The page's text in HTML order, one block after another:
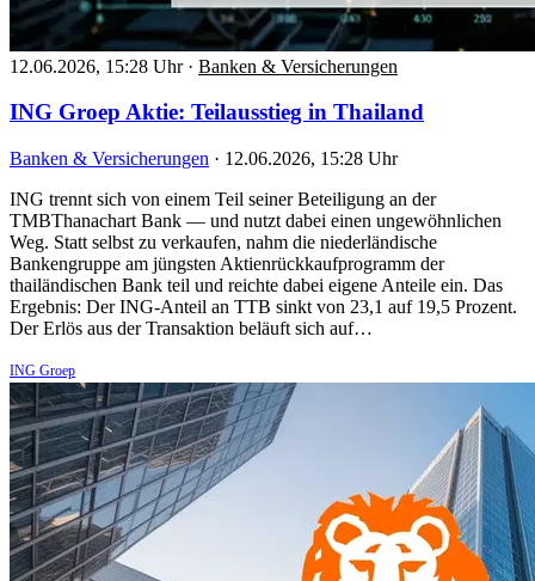
12.06.2026, 15:28 Uhr · Banken & Versicherungen
ING Groep Aktie: Teilausstieg in Thailand
Banken & Versicherungen · 12.06.2026, 15:28 Uhr
ING trennt sich von einem Teil seiner Beteiligung an der
TMBThanachart Bank — und nutzt dabei einen ungewöhnlichen
Weg. Statt selbst zu verkaufen, nahm die niederländische
Bankengruppe am jüngsten Aktienrückkaufprogramm der
thailändischen Bank teil und reichte dabei eigene Anteile ein. Das
Ergebnis: Der ING-Anteil an TTB sinkt von 23,1 auf 19,5 Prozent.
Der Erlös aus der Transaktion beläuft sich auf…
ING Groep